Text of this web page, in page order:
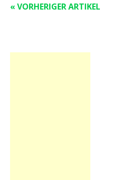
« VORHERIGER ARTIKEL